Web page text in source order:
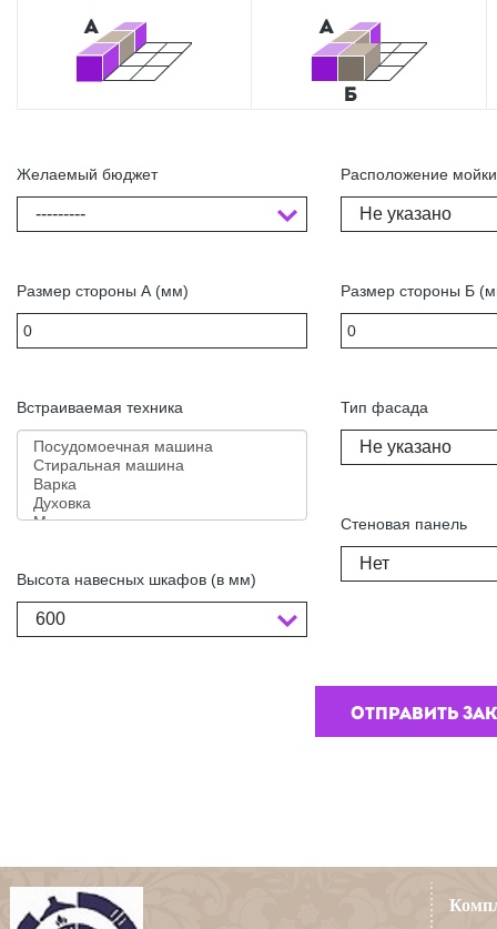
Желаемый бюджет
---------
Размер стороны А (мм)
Встраиваемая техника
Высота навесных шкафов (в мм)
600
Расположение мойки
Не указано
Размер стороны Б
Тип фасада
Не указано
Стеновая панель
Нет